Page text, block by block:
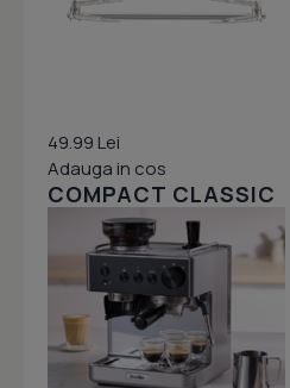
49.99 Lei
Adauga in cos
COMPACT CLASSIC